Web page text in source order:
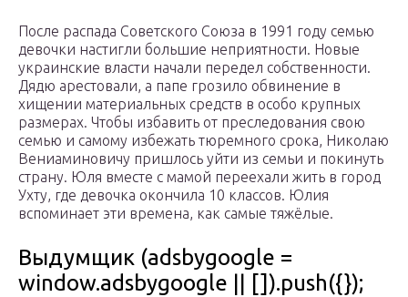
После распада Советского Союза в 1991 году семью
девочки настигли большие неприятности. Новые
украинские власти начали передел собственности.
Дядю арестовали, а папе грозило обвинение в
хищении материальных средств в особо крупных
размерах. Чтобы избавить от преследования свою
семью и самому избежать тюремного срока, Николаю
Вениаминовичу пришлось уйти из семьи и покинуть
страну. Юля вместе с мамой переехали жить в город
Ухту, где девочка окончила 10 классов. Юлия
вспоминает эти времена, как самые тяжёлые.
Выдумщик (adsbygoogle =
window.adsbygoogle || []).push({});